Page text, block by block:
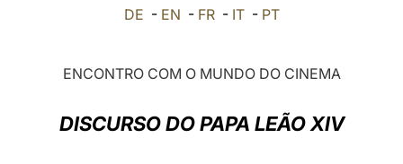
LATINE
DE - EN - FR- IT- PT
ENCONTRO COM O MUNDO DO CINEMA
DISCURSO DO PAPA LEÃO XIV